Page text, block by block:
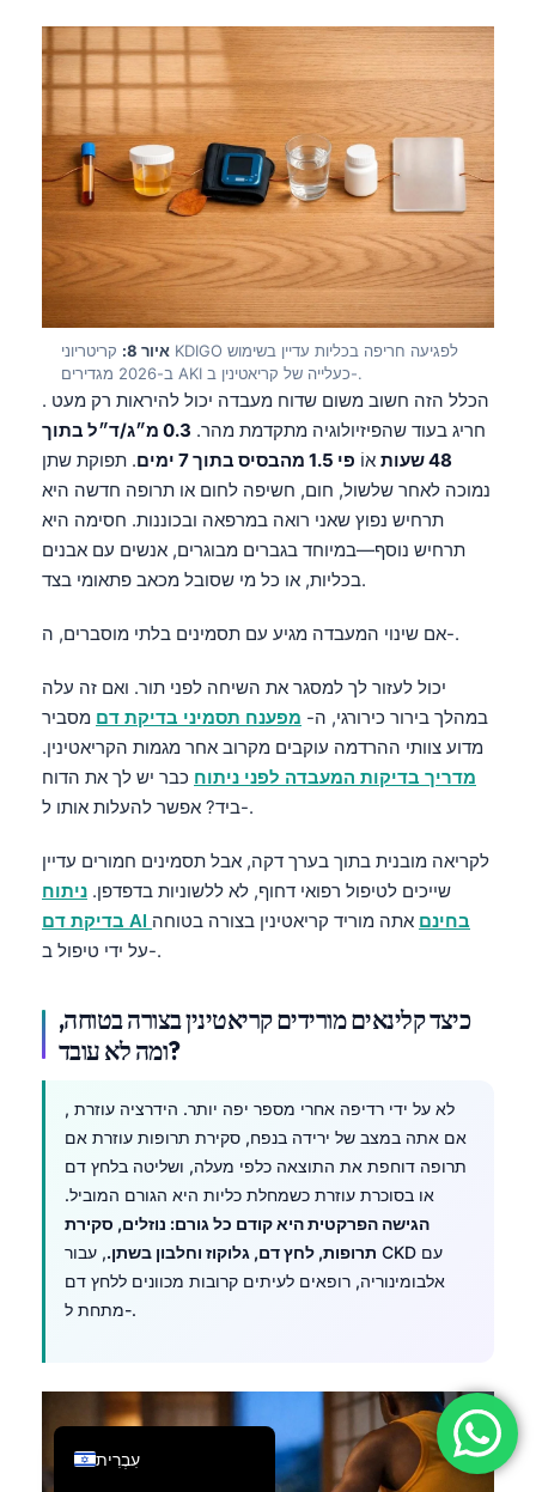
איור 8:
קריטריוני KDIGO לפגיעה חריפה בכליות עדיין בשימוש
ב-2026 מגדירים AKI כעלייה של קריאטינין ב-.
. הכלל הזה חשוב משום שדוח מעבדה יכול להיראות רק מעט
חריג בעוד שהפיזיולוגיה מתקדמת מהר.
0.3 מ״ג/ד״ל בתוך
48 שעות
אוֹ פי 1.5 מהבסיס בתוך 7 ימים
. תפוקת שתן
נמוכה לאחר שלשול, חום, חשיפה לחום או תרופה חדשה היא
תרחיש נפוץ שאני רואה במרפאה ובכוננות. חסימה היא
תרחיש נוסף—במיוחד בגברים מבוגרים, אנשים עם אבנים
בכליות, או כל מי שסובל מכאב פתאומי בצד.
אם שינוי המעבדה מגיע עם תסמינים בלתי מוסברים, ה-.
יכול לעזור לך למסגר את השיחה לפני תור. ואם זה עלה
במהלך בירור כירורגי, ה- מפענח תסמיני בדיקת דם מסביר
מדוע צוותי ההרדמה עוקבים מקרוב אחר מגמות הקריאטינין.
מדריך בדיקות המעבדה לפני ניתוח כבר יש לך את הדוח
ביד? אפשר להעלות אותו ל-.
לקריאה מובנית בתוך בערך דקה, אבל תסמינים חמורים עדיין
שייכים לטיפול רפואי דחוף, לא ללשוניות בדפדפן. ניתוח
בדיקת דם AI בחינם אתה מוריד קריאטינין בצורה בטוחה
על ידי טיפול ב-.
כיצד קלינאים מורידים קריאטינין בצורה בטוחה,
ומה לא עובד?
, לא על ידי רדיפה אחרי מספר יפה יותר. הידרציה עוזרת
אם אתה במצב של ירידה בנפח, סקירת תרופות עוזרת אם
תרופה דוחפת את התוצאה כלפי מעלה, ושליטה בלחץ דם
או בסוכרת עוזרת כשמחלת כליות היא הגורם המוביל.
הגישה הפרקטית היא קודם כל גורם: נוזלים, סקירת
תרופות, לחץ דם, גלוקוז וחלבון בשתן., עבור CKD עם
אלבומינוריה, רופאים לעיתים קרובות מכוונים ללחץ דם
מתחת ל-.
עִבְרִית
English
Italiano
Español
Português
Ελληνικά
Türkçe
Română
简体中文
Български
Dansk
Nederlands
Bahasa Indonesia
Հայերեն
Íslenska
Svenska
Bosanski
Azərbaycan dili
Eesti
日本語
Čeština
ქართული
Русский
Lietuvių kalba
Polski
한국어
Slovenščina
Magyar
Shqip